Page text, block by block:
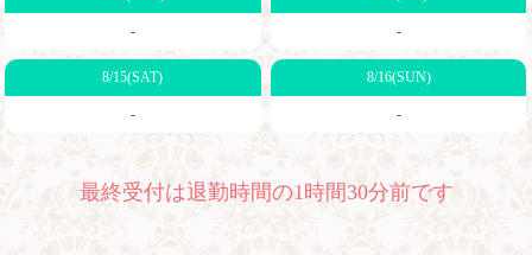
- -
8/15(SAT)
-
8/16(SUN)
-
最終受付は退勤時間の1時間30分前です